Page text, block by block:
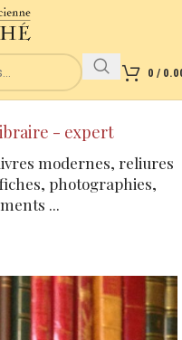
0 /
- expert
modernes, reliures
photographies,
...